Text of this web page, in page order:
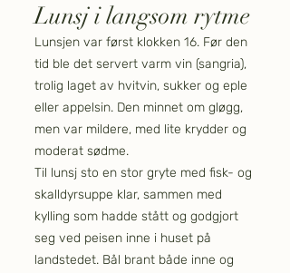
Lunsj i langsom rytme
Lunsjen var først klokken 16. Før den
tid ble det servert varm vin (sangria),
trolig laget av hvitvin, sukker og eple
eller appelsin. Den minnet om gløgg,
men var mildere, med lite krydder og
moderat sødme.
Til lunsj sto en stor gryte med fisk- og
skalldyrsuppe klar, sammen med
kylling som hadde stått og godgjort
seg ved peisen inne i huset på
landstedet. Bål brant både inne og